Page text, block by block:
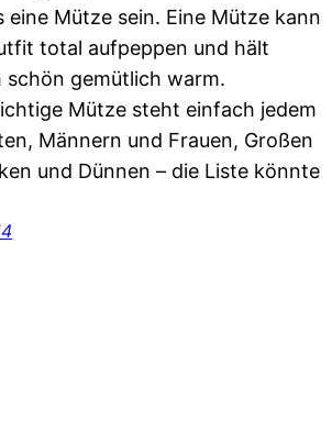
eine Mütze sein. Eine Mütze kann
total aufpeppen und hält
schön gemütlich warm.
Mütze steht einfach jedem
Männern und Frauen, Großen
und Dünnen – die Liste könnte